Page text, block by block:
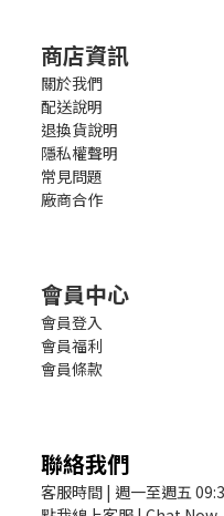
商店資訊
關於我們
配送說明
退換貨說明
隱私權聲明
常見問題
廠商合作
會員中心
會員登入
會員福利
會員條款
聯絡我們
客服時間 | 週一至週五